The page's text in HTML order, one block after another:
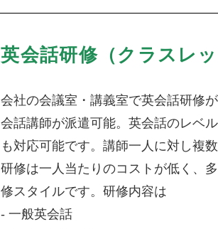
英会話研修（クラスレッ
会社の会議室・講義室で英会話研修
会話講師が派遣可能。英会話のレベ
も対応可能です。講師一人に対し複
研修は一人当たりのコストが低く、
修スタイルです。研修内容は
- 一般英会話